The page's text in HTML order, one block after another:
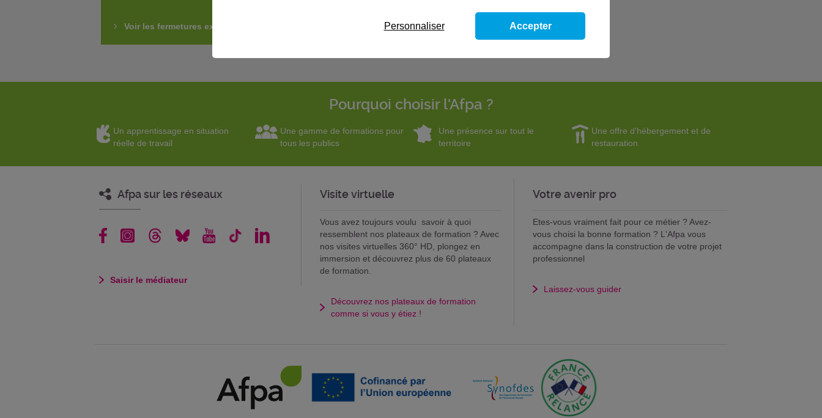
Voir les fermetures exceptionnelles
Pourquoi choisir l'Afpa ?
Un apprentissage en situation
réelle de travail
Une gamme de formations pour
tous les publics
Une présence sur tout le
territoire
Une offre d'hébergement et de
restauration
Afpa sur les réseaux
Saisir le médiateur
Visite virtuelle
Vous avez toujours voulu savoir à quoi
ressemblent nos plateaux de formation ? Avec
nos visites virtuelles 360° HD, plongez en
immersion et découvrez plus de 60 plateaux
de formation.
Découvrez nos plateaux de formation
comme si vous y étiez !
Votre avenir pro
Etes-vous vraiment fait pour ce métier ? Avez-
vous choisi la bonne formation ? L'Afpa vous
accompagne dans la construction de votre projet
professionnel
Laissez-vous guider
Personnaliser Accepter